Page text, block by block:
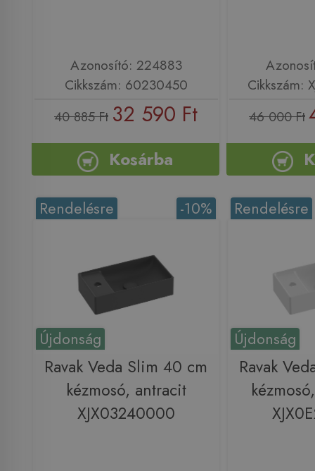
Azonosító: 224883
Cikkszám: 60230450
40 885 Ft 32 590 Ft
Kosárba
Cikkszám:
46 000 Ft
Újdonság
-10%
Rendelésre
Ravak Veda Slim 40 cm
kézmosó, antracit
XJX03240000
Újdonság
Rendelésre
Ravak